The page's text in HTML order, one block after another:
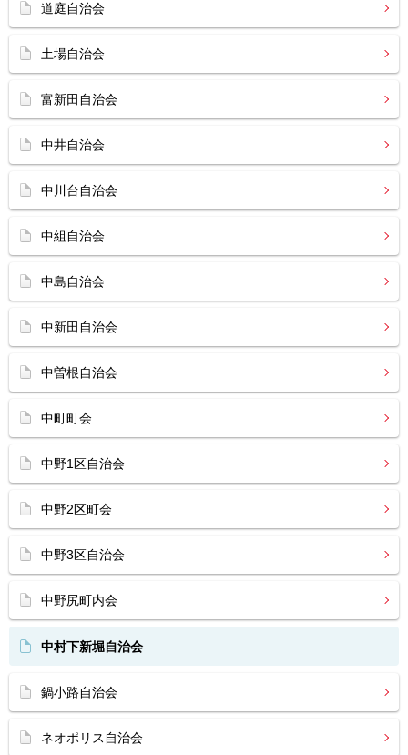
道庭自治会
土場自治会
富新田自治会
中井自治会
中川台自治会
中組自治会
中島自治会
中新田自治会
中曽根自治会
中町町会
中野1区自治会
中野2区町会
中野3区自治会
中野尻町内会
中村下新堀自治会
鍋小路自治会
ネオポリス自治会